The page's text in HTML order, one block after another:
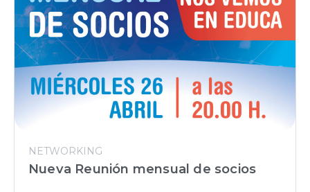
NETWORKING
Nueva Reunión mensual de socios